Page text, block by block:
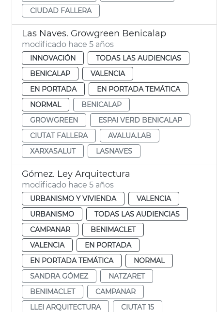
CIUDAD FALLERA
Las Naves. Growgreen Benicalap
modificado hace 5 años
INNOVACIÓN
TODAS LAS AUDIENCIAS
BENICALAP
VALENCIA
EN PORTADA
EN PORTADA TEMÁTICA
NORMAL
BENICALAP
GROWGREEN
ESPAI VERD BENICALAP
CIUTAT FALLERA
AVALUA.LAB
XARXASALUT
LASNAVES
Gómez. Ley Arquitectura
modificado hace 5 años
URBANISMO Y VIVIENDA
VALENCIA
URBANISMO
TODAS LAS AUDIENCIAS
CAMPANAR
BENIMACLET
VALENCIA
EN PORTADA
EN PORTADA TEMÁTICA
NORMAL
SANDRA GÓMEZ
NATZARET
BENIMACLET
CAMPANAR
LLEI ARQUITECTURA
CIUTAT 15